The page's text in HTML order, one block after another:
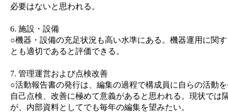
必要はないと思われる。
6. 施設・設備
○機器・設備の充足状況も高い水準にある。機器運用に関
とも適切であると評価できる。
7. 管理運営および点検改善
○活動報告書の発行は、編集の過程で構成員に自らの活動
自己点検、改善に極めて意義があると思われる。現状では
が、内部資料としてでも毎年の編集を望みたい。